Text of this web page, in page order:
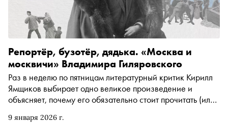
9 января 2026 г.
Репортёр, бузотёр, дядька. «Москва и
москвичи» Владимира Гиляровского
Раз в неделю по пятницам литературный критик Кирилл
Ямщиков выбирает одно великое произведение и
объясняет, почему его обязательно стоит прочитать (или
Владимира Гиляровского. Бессмертная летопись столицы